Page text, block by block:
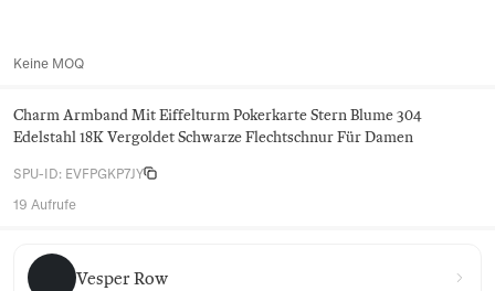
Keine MOQ
Charm Armband Mit Eiffelturm Pokerkarte Stern Blume 304
Edelstahl 18K Vergoldet Schwarze Flechtschnur Für Damen
SPU-ID: EVFPGKP7JY
19 Aufrufe
Vesper Row
Vesper Row